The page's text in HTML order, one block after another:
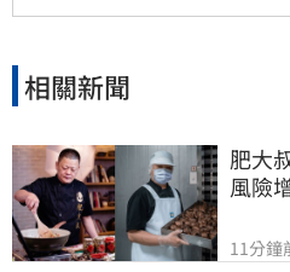
相關新聞
肥大
風險
11分鐘